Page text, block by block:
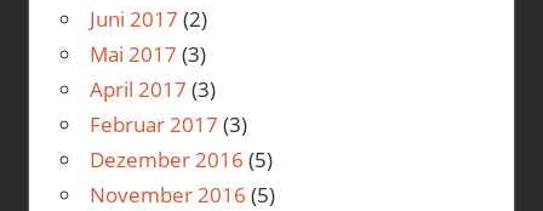
Juni 2017 (2)
Mai 2017 (3)
April 2017 (3)
Februar 2017 (3)
Dezember 2016 (5)
November 2016 (5)